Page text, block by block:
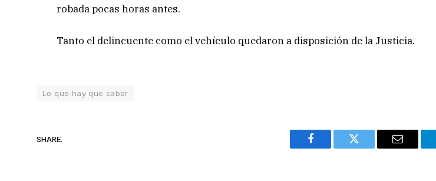
robada pocas horas antes.
Tanto el delincuente como el vehículo quedaron a disposición de la Justicia.
Lo que hay que saber
SHARE.
Facebook Twitter Email